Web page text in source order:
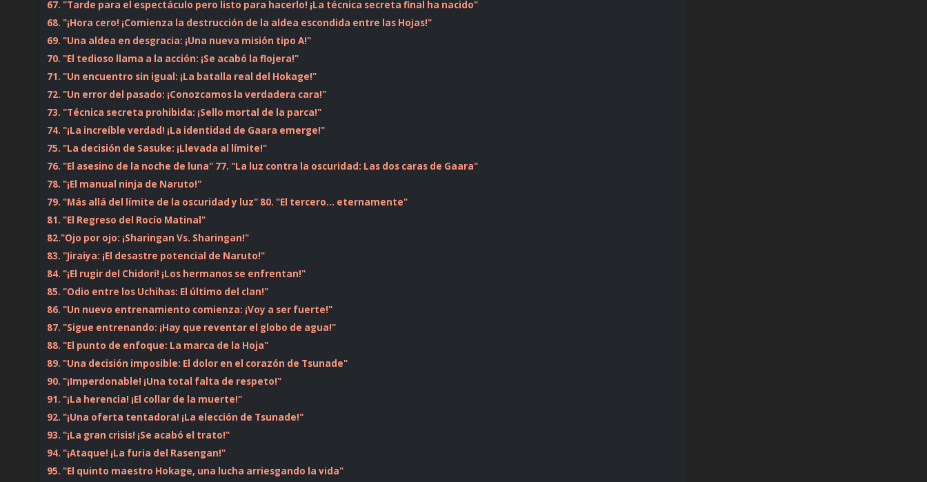
67. "Tarde para el espectáculo pero listo para hacerlo! ¡La técnica secreta final ha nacido"
68. "¡Hora cero! ¡Comienza la destrucción de la aldea escondida entre las Hojas!"
69. "Una aldea en desgracia: ¡Una nueva misión tipo A!"
70. "El tedioso llama a la acción: ¡Se acabó la flojera!"
71. "Un encuentro sin igual: ¡La batalla real del Hokage!"
72. "Un error del pasado: ¡Conozcamos la verdadera cara!"
73. "Técnica secreta prohibida: ¡Sello mortal de la parca!"
74. "¡La increíble verdad! ¡La identidad de Gaara emerge!"
75. "La decisión de Sasuke: ¡Llevada al límite!"
76. "El asesino de la noche de luna" 77. "La luz contra la oscuridad: Las dos caras de Gaara"
78. "¡El manual ninja de Naruto!"
79. "Más allá del límite de la oscuridad y luz" 80. "El tercero... eternamente"
81. "El Regreso del Rocío Matinal"
82."Ojo por ojo: ¡Sharingan Vs. Sharingan!"
83. "Jiraiya: ¡El desastre potencial de Naruto!"
84. "¡El rugir del Chidori! ¡Los hermanos se enfrentan!"
85. "Odio entre los Uchihas: El último del clan!"
86. "Un nuevo entrenamiento comienza: ¡Voy a ser fuerte!"
87. "Sigue entrenando: ¡Hay que reventar el globo de agua!"
88. "El punto de enfoque: La marca de la Hoja"
89. "Una decisión imposible: El dolor en el corazón de Tsunade"
90. "¡Imperdonable! ¡Una total falta de respeto!"
91. "¡La herencia! ¡El collar de la muerte!"
92. "¡Una oferta tentadora! ¡La elección de Tsunade!"
93. "¡La gran crisis! ¡Se acabó el trato!"
94. "¡Ataque! ¡La furia del Rasengan!"
95. "El quinto maestro Hokage, una lucha arriesgando la vida"